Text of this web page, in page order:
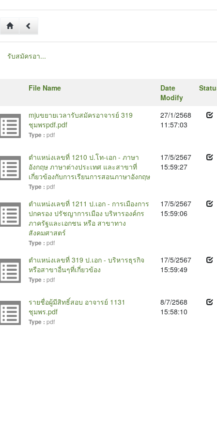
รับสมัครอา...
File Name
Date
Modify
mjuขยายเวลารับสมัครอาจารย์ 319
ชุมพรpdf.pdf
Type : pdf
27/1/2568
11:57:03
ตำแหน่งเลขที่ 1210 ป.โท-เอก - ภาษา
อังกฤษ ภาษาต่างประเทศ และสาขาที่
เกี่ยวข้องกับการเรียนการสอนภาษาอังกฤษ
Type : pdf
17/5/2567
15:59:27
ตำแหน่งเลขที่ 1211 ป.เอก - การเมืองการ
ปกครอง ปรัชญาการเมือง บริหารองค์กร
ภาครัฐและเอกชน หรือ สาขาทาง
สังคมศาสตร์
Type : pdf
17/5/2567
15:59:06
ตำแหน่งเลขที่ 319 ป.เอก - บริหารธุรกิจ
หรือสาขาอื่นๆที่เกี่ยวข้อง
Type : pdf
17/5/2567
15:59:49
รายชื่อผู้มีสิทธิ์สอบ อาจารย์ 1131
ชุมพร.pdf
Type : pdf
8/7/2568
15:58:10